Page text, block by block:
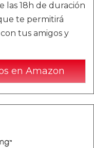
las 18h de duración
te permitirá
tus amigos y
en Amazon